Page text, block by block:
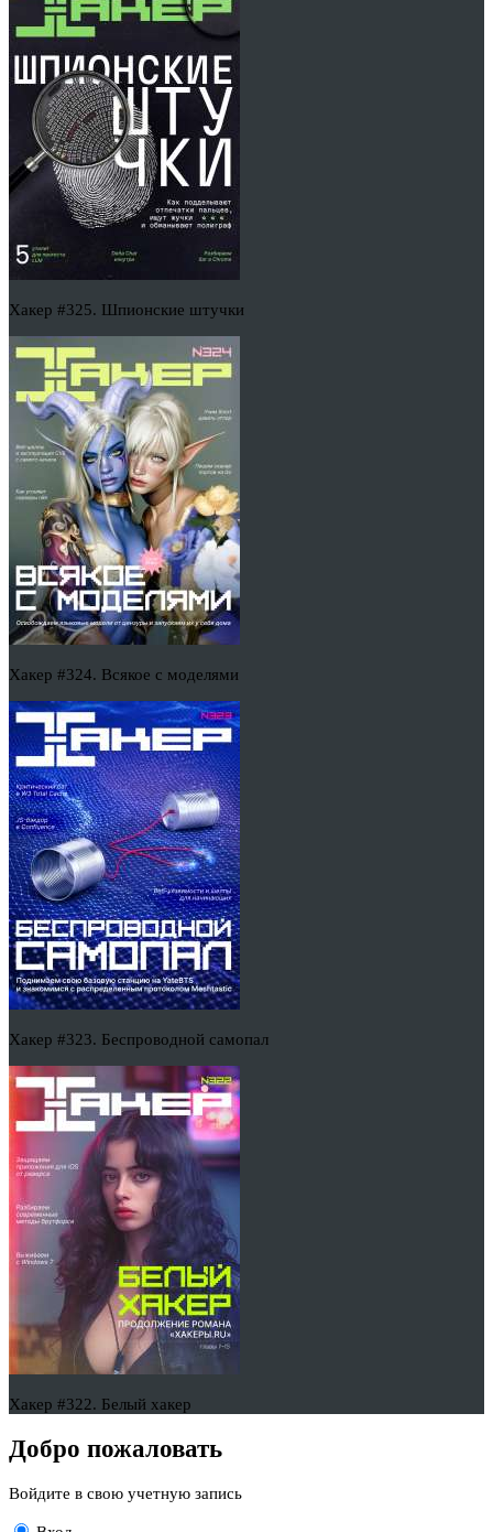
Хакер #325. Шпионские штучки
Хакер #324. Всякое с моделями
Хакер #323. Беспроводной самопал
Хакер #322. Белый хакер
Добро пожаловать
Войдите в свою учетную запись